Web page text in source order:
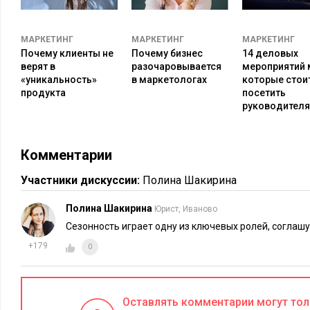
«купить цепочку из белого золота с сапфиром», которые
Как спрогнозировать рекламный бюджет
Собрав достаточное количество ключевых слов, можно
минимального бюджета через сервис Яндекс Директ,
Рассмотрим пример. У частной клиники в Москве бюджет
Выбираем услугу, которую будем рекламировать,
имплантация зубов. По этому направлению в Wordstat мы
летний период:
МАРКЕТИНГ
Почему клиенты не
верят в
«уникальность»
продукта
МАРКЕТИНГ
Почему бизнес
разочаровывается
в маркетологах
МАРКЕТИНГ
14 деловых
мероприятий
которые
посетить
Комментарии
Участники дискуссии: Полина Шакирина
+179
Полина Шакирина Юрист, Иваново
Сезонность играет одну из ключевых ролей,
0
Оставлять комментарии могут